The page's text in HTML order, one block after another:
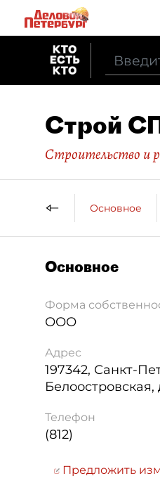
Строй
Строительство и
Основное
Основное
Форма
ООО
Адрес
197342, Санкт-
Белоостровская,
Телефон
(812)
Предложить